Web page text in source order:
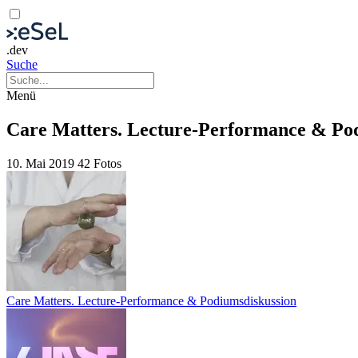
.dev
Suche
Menü
Care Matters. Lecture-Performance &
10. Mai 2019 42 Fotos
Care Matters. Lecture-Performance & Podiumsdiskussion